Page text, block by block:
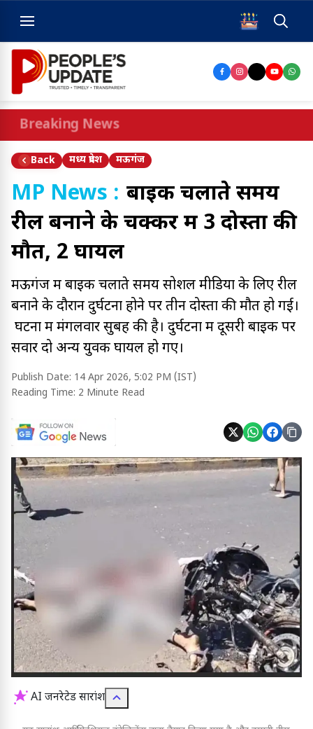
Breaking News
Back मध्य प्रदेश मऊगंज
MP News : बाइक चलाते समय
रील बनाने के चक्कर में 3 दोस्तों की
मौत, 2 घायल
मऊगंज में बाइक चलाते समय सोशल मीडिया के लिए रील
बनाने के दौरान दुर्घटना होने पर तीन दोस्तों की मौत हो गई।
घटना में मंगलवार सुबह की है। दुर्घटना में दूसरी बाइक पर
सवार दो अन्य युवक घायल हो गए।
Publish Date: 14 Apr 2026, 5:02 PM (IST)
Reading Time: 2 Minute Read
AI जनरेटेड सारांश